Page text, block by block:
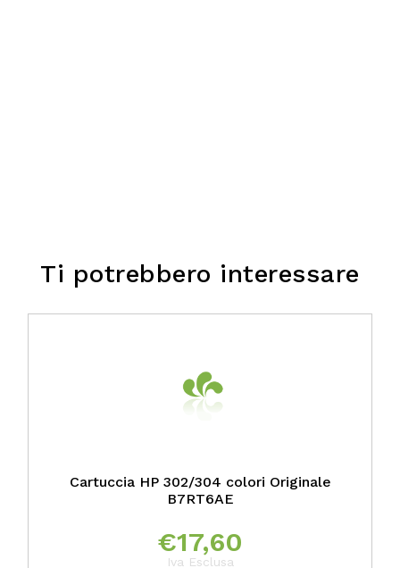
Ti potrebbero interessare
Cartuccia HP 302/304 colori Originale
B7RT6AE
€17,60
Iva Esclusa